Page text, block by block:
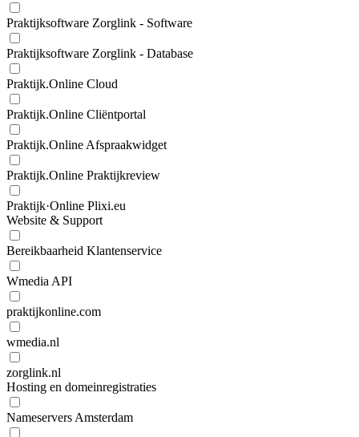
Praktijksoftware Zorglink - Software
Praktijksoftware Zorglink - Database
Praktijk.Online Cloud
Praktijk.Online Cliëntportal
Praktijk.Online Afspraakwidget
Praktijk.Online Praktijkreview
Praktijk·Online Plixi.eu
Website & Support
Bereikbaarheid Klantenservice
Wmedia API
praktijkonline.com
wmedia.nl
zorglink.nl
Hosting en domeinregistraties
Nameservers Amsterdam